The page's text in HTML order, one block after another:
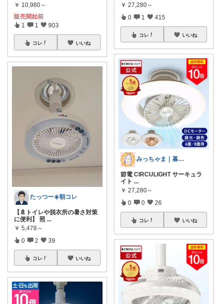
￥ 10,980～
販売開始前
1 1 903
コレ いいね
たっつー☀️朝コレ
【🚿トイレや脱衣所の暑さ対策
に便利】 照 ...
￥ 5,478～
0 2 39
コレ いいね
￥ 27,280～
0 1 415
コレ いいね
みっちゃま｜暮らし整うお買い物🌿
節電 CIRCULIGHT サーキュラ
イト ...
￥ 27,280～
0 0 26
コレ いいね